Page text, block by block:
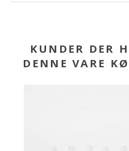
KUNDER DER
DENNE VARE